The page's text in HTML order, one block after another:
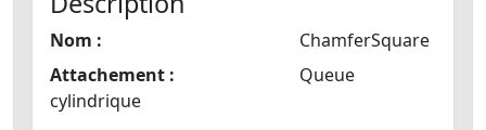
Nom :
ChamferSquare
Attachement :
Queue
cylindrique